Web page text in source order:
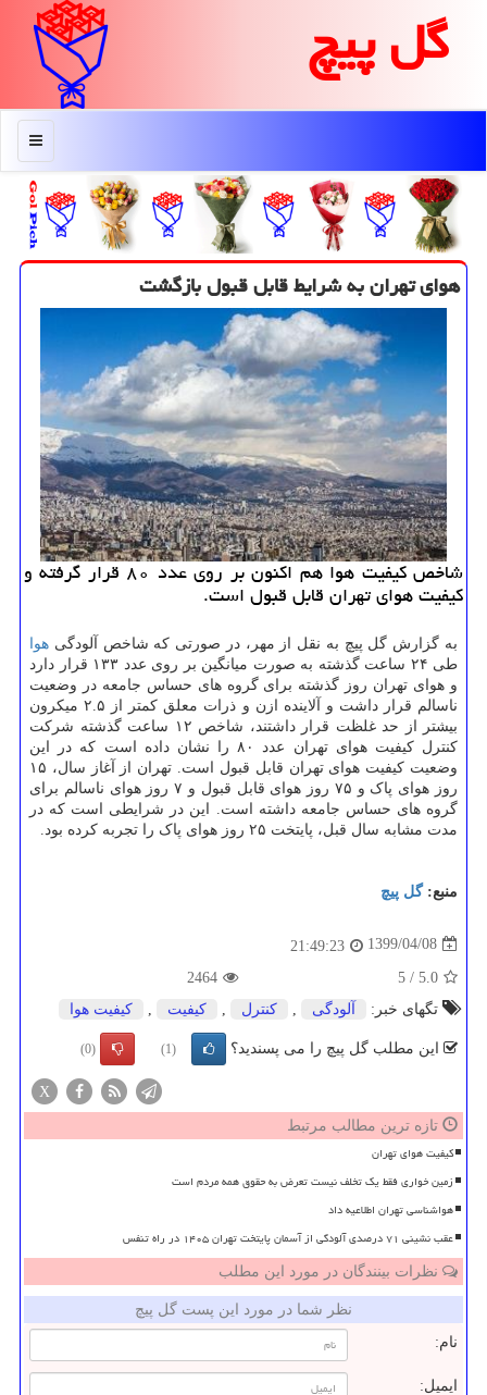
گل پیچ
منو
هوای تهران به شرایط قابل قبول بازگشت
شاخص كیفیت هوا هم اكنون بر روی عدد ۸۰ قرار گرفته و
كیفیت هوای تهران قابل قبول است.
به گزارش گل پیچ به نقل از مهر، در صورتی که شاخص آلودگی هوا
طی ۲۴ ساعت گذشته به صورت میانگین بر روی عدد ۱۳۳ قرار دارد
و هوای تهران روز گذشته برای گروه های حساس جامعه در وضعیت
ناسالم قرار داشت و آلاینده ازن و ذرات معلق کمتر از ۲.۵ میکرون
بیشتر از حد غلظت قرار داشتند، شاخص ۱۲ ساعت گذشته شرکت
کنترل کیفیت هوای تهران عدد ۸۰ را نشان داده است که در این
وضعیت کیفیت هوای تهران قابل قبول است. تهران از آغاز سال، ۱۵
روز هوای پاک و ۷۵ روز هوای قابل قبول و ۷ روز هوای ناسالم برای
گروه های حساس جامعه داشته است. این در شرایطی است که در
مدت مشابه سال قبل، پایتخت ۲۵ روز هوای پاک را تجربه کرده بود.
منبع:گل پیچ
1399/04/08
21:49:23
5.0
/
5
2464
تگهای خبر:
آلودگی كنترل كیفیت كیفیت هوا
این مطلب گل پیچ را می پسندید؟ (1)
(0)
X
تازه ترین مطالب مرتبط
کیفیت هوای تهران
زمین خواری فقط یک تخلف نیست تعرض به حقوق همه مردم است
هواشناسی تهران اطلاعیه داد
عقب نشینی ۷۱ درصدی آلودگی از آسمان پایتخت تهران ۱۴۰۵ در راه تنفس
نظرات بینندگان در مورد این مطلب
نظر شما در مورد این پست گل پیچ
نام:
ایمیل: